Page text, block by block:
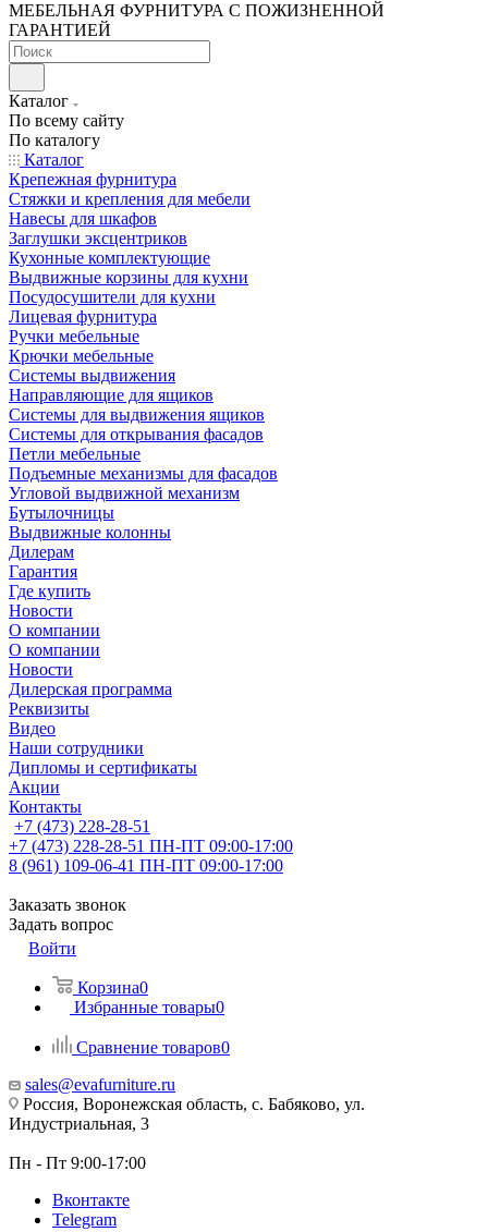
МЕБЕЛЬНАЯ ФУРНИТУРА С ПОЖИЗНЕННОЙ
ГАРАНТИЕЙ
Каталог
По всему сайту
По каталогу
Каталог
Крепежная фурнитура
Стяжки и крепления для мебели
Навесы для шкафов
Заглушки эксцентриков
Кухонные комплектующие
Выдвижные корзины для кухни
Посудосушители для кухни
Лицевая фурнитура
Ручки мебельные
Крючки мебельные
Системы выдвижения
Направляющие для ящиков
Системы для выдвижения ящиков
Системы для открывания фасадов
Петли мебельные
Подъемные механизмы для фасадов
Угловой выдвижной механизм
Бутылочницы
Выдвижные колонны
Дилерам
Гарантия
Где купить
Новости
О компании
О компании
Новости
Дилерская программа
Реквизиты
Видео
Наши сотрудники
Дипломы и сертификаты
Акции
Контакты
+7 (473) 228-28-51
+7 (473) 228-28-51 ПН-ПТ 09:00-17:00
8 (961) 109-06-41 ПН-ПТ 09:00-17:00
Заказать звонок
Задать вопрос
Войти
Корзина0
Избранные товары0
Сравнение товаров0
sales@evafurniture.ru
Россия, Воронежская область, с. Бабяково, ул.
Индустриальная, 3
Пн - Пт 9:00-17:00
Вконтакте
Telegram